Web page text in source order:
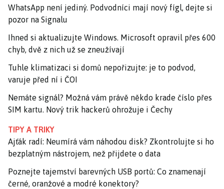
WhatsApp není jediný. Podvodníci mají nový fígl, dejte si
pozor na Signalu
Ihned si aktualizujte Windows. Microsoft opravil přes 600
chyb, dvě z nich už se zneužívají
Tuhle klimatizaci si domů nepořizujte: je to podvod,
varuje před ní i ČOI
Nemáte signál? Možná vám právě někdo krade číslo přes
SIM kartu. Nový trik hackerů ohrožuje i Čechy
TIPY A TRIKY
Ajťák radí: Neumírá vám náhodou disk? Zkontrolujte si ho
bezplatným nástrojem, než přijdete o data
Poznejte tajemství barevných USB portů: Co znamenají
černé, oranžové a modré konektory?